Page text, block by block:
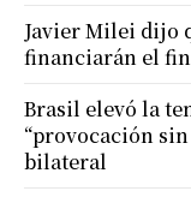
Javier Milei dijo
financiarán el
Brasil elevó la
“provocación
bilateral